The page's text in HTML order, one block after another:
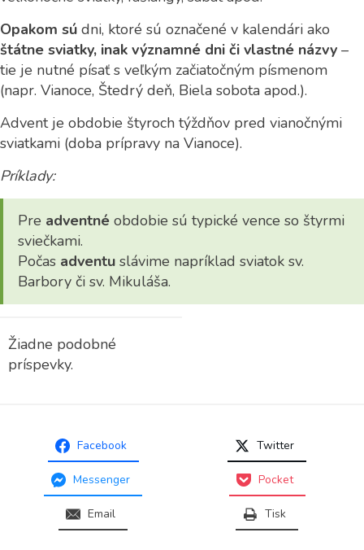
Opakom sú dni, ktoré sú označené v kalendári ako
štátne sviatky, inak významné dni či vlastné názvy –
tie je nutné písať s veľkým začiatočným písmenom
(napr. Vianoce, Štedrý deň, Biela sobota apod.).
Advent je obdobie štyroch týždňov pred vianočnými
sviatkami (doba prípravy na Vianoce).
Príklady:
Pre adventné obdobie sú typické vence so štyrmi
sviečkami.
Počas adventu slávime napríklad sviatok sv.
Barbory či sv. Mikuláša.
Žiadne podobné
príspevky.
Facebook Twitter
Messenger Pocket
Email Tisk